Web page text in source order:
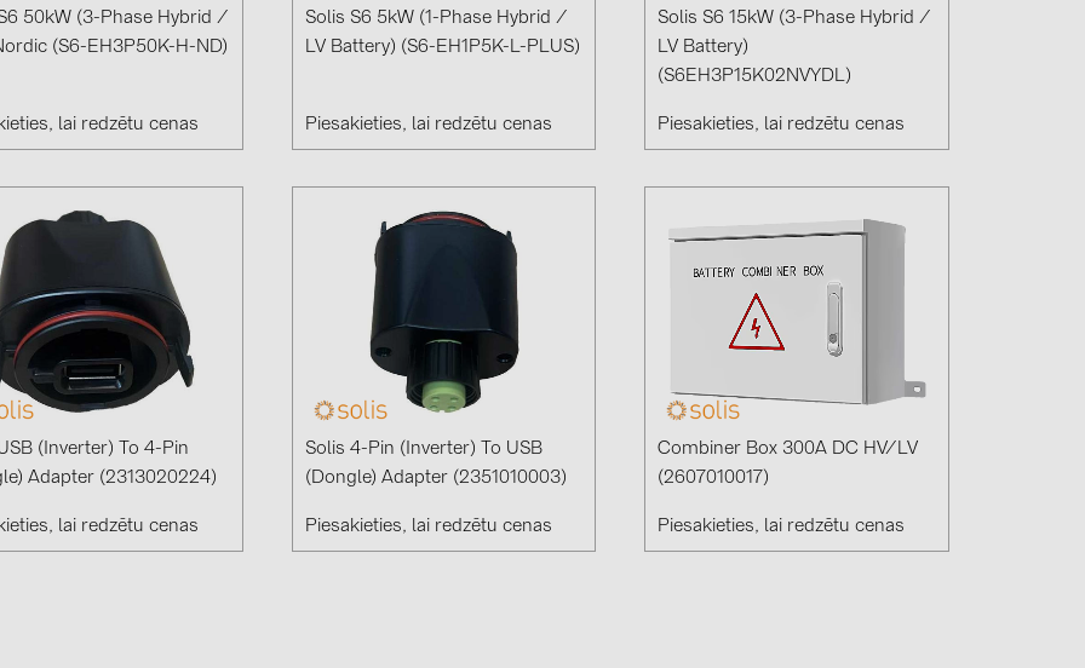
50kW (3-Phase Hybrid /
(S6-EH3P50K-H-ND)
lai redzētu cenas
Solis S6 5kW (1-Phase Hybrid /
LV Battery) (S6-EH1P5K-L-PLUS)
Piesakieties, lai redzētu cenas
Solis S6 15kW (3-Phase Hybrid /
LV Battery)
(S6EH3P15K02NVYDL)
Piesakieties, lai redzētu cenas
(Inverter) To 4-Pin
Adapter (2313020224)
lai redzētu cenas
Solis 4-Pin (Inverter) To USB
(Dongle) Adapter (2351010003)
Piesakieties, lai redzētu cenas
Combiner Box 300A DC HV/LV
(2607010017)
Piesakieties, lai redzētu cenas